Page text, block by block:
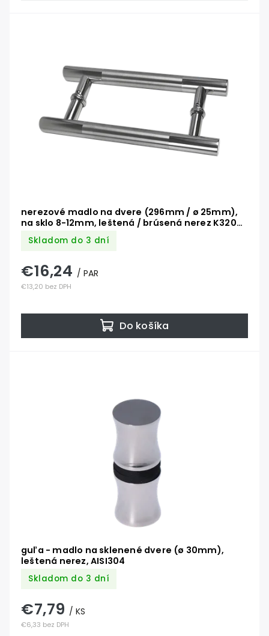
nerezové madlo na dvere (296mm / ø 25mm),
na sklo 8-12mm, leštená / brúsená nerez K320
/AISI304
Skladom do 3 dní
€13,20 bez DPH
€16,24 / PAR
Do košíka
guľa - madlo na sklenené dvere (ø 30mm),
leštená nerez, AISI304
Skladom do 3 dní
€6,33 bez DPH
€7,79 / KS